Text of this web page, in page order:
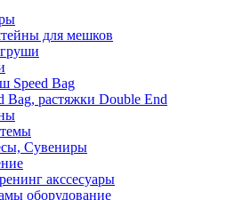
для мешков
Speed Bag
растяжки Double End
Сувениры
акссесуары
оборудование